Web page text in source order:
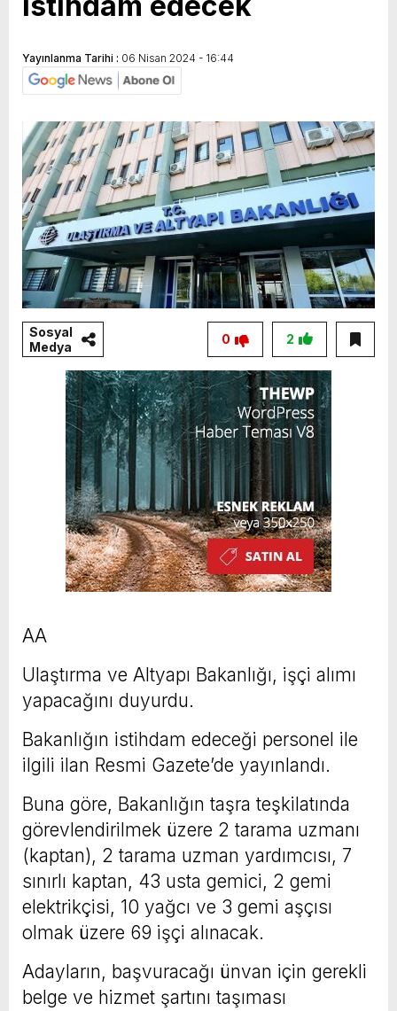
Yayınlanma Tarihi : 06 Nisan 2024 - 16:44
Sosyal
Medya
2
0
AA
Ulaştırma ve Altyapı Bakanlığı, işçi alımı
yapacağını duyurdu.
Bakanlığın istihdam edeceği personel ile
ilgili ilan Resmi Gazete’de yayınlandı.
Buna göre, Bakanlığın taşra teşkilatında
görevlendirilmek üzere 2 tarama uzmanı
(kaptan), 2 tarama uzman yardımcısı, 7
sınırlı kaptan, 43 usta gemici, 2 gemi
elektrikçisi, 10 yağcı ve 3 gemi aşçısı
olmak üzere 69 işçi alınacak.
Adayların, başvuracağı ünvan için gerekli
belge ve hizmet şartını taşıması